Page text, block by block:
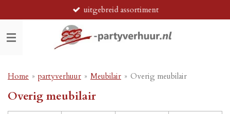
direct
naar
de
uitgebreid assortiment
Home » partyverhuur » Meubilair » Overig meubilair
Overig meubilair